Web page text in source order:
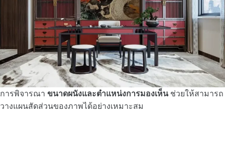
การพิจารณา ขนาดผนังและตำแหน่งการมองเห็นช่วยให้สามารถ
วางแผนสัดส่วนของภาพได้อย่างเหมาะสม